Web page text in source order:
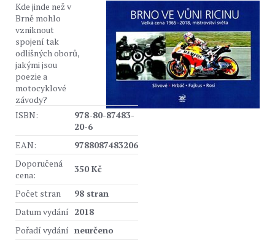
Kde jinde než v
Brně mohlo
vzniknout
spojení tak
odlišných oborů,
jakými jsou
poezie a
motocyklové
závody?
ISBN:
978-80-87483-
20-6
EAN:
9788087483206
Doporučená
cena:
350 Kč
Počet stran
98 stran
Datum vydání 2018
Pořadí vydání neurčeno